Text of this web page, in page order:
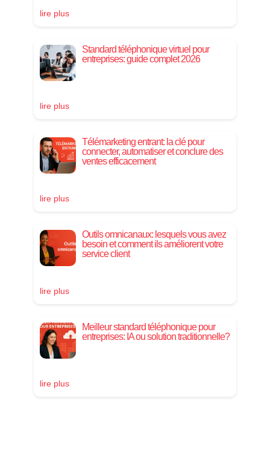
lire plus
Standard téléphonique virtuel pour
entreprises: guide complet 2026
lire plus
Télémarketing entrant: la clé pour
connecter, automatiser et conclure des
ventes efficacement
lire plus
Outils omnicanaux: lesquels vous avez
besoin et comment ils améliorent votre
service client
lire plus
Meilleur standard téléphonique pour
entreprises: IA ou solution traditionnelle?
lire plus